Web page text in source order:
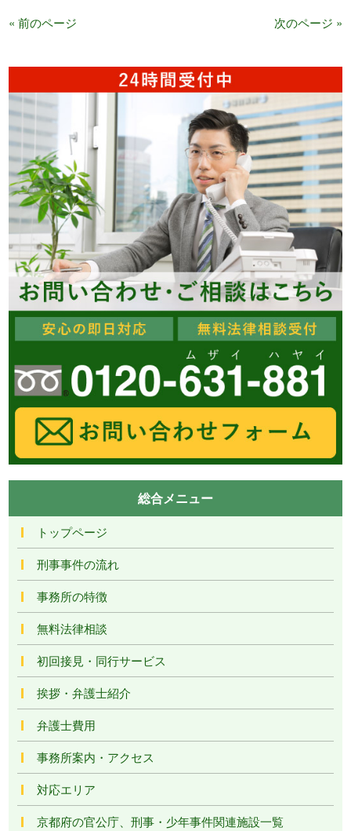
« 前のページ 次のページ »
総合メニュー
トップページ
刑事事件の流れ
事務所の特徴
無料法律相談
初回接見・同行サービス
挨拶・弁護士紹介
弁護士費用
事務所案内・アクセス
対応エリア
京都府の官公庁、刑事・少年事件関連施設一覧